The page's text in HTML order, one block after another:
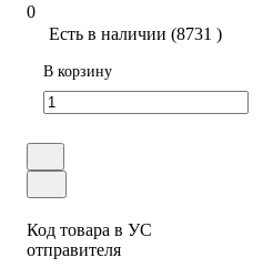
0
Есть в наличии (8731 )
В корзину
Код товара в УС
отправителя